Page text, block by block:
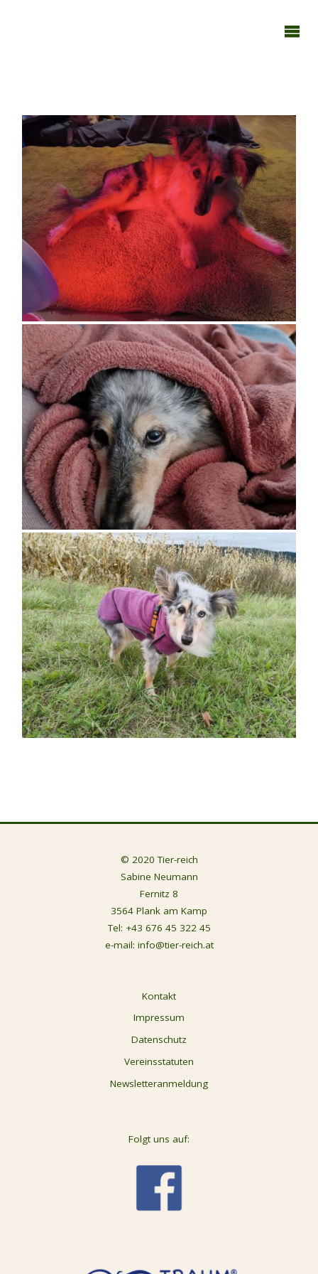
© 2020 Tier-reich
Sabine Neumann
Fernitz 8
3564 Plank am Kamp
Tel: +43 676 45 322 45
e-mail: info@tier-reich.at
Kontakt
Impressum
Datenschutz
Vereinsstatuten
Newsletteranmeldung
Folgt uns auf: